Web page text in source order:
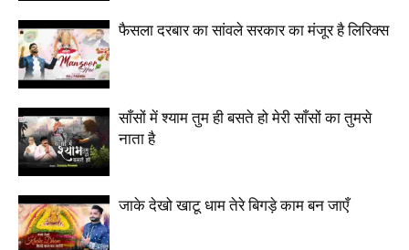
फैसला दरबार का सांवले सरकार का मंजूर है लिरिक्स
साँसों में श्याम तुम ही बसते हो मेरी साँसों का तुमसे
नाता है
जाके देखो खाटू धाम तेरे बिगड़े काम बन जाएँ